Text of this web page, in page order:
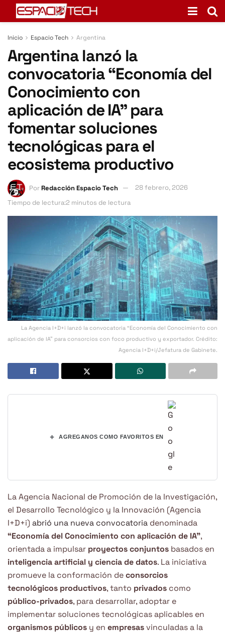
Inicio Espacio Tech Argentina
Argentina lanzó la
convocatoria “Economía del
Conocimiento con
aplicación de IA” para
fomentar soluciones
tecnológicas para el
ecosistema productivo
PorRedacción Espacio Tech
28 febrero, 2026
Tiempo de lectura:2 minutos de lectura
La Agencia I+D+i lanzó la convocatoria “Economía del Conocimiento con
aplicación de IA” para consorcios con foco productivo y exportador. Crédito:
Agencia I+D+i/Jefatura de Gabinete.
+ AGREGANOS COMO FAVORITOS EN
La Agencia Nacional de Promoción de la Investigación,
el Desarrollo Tecnológico y la Innovación (Agencia
I+D+i) abrió una nueva convocatoria denominada
“Economía del Conocimiento con aplicación de IA”,
orientada a impulsar proyectos conjuntos basados en
inteligencia artificial y ciencia de datos. La iniciativa
promueve la conformación deconsorcios
tecnológicos productivos, tanto privados como
público-privados, para desarrollar, adoptar e
implementar soluciones tecnológicas aplicables en
organismos públicos y en empresasvinculadas a la